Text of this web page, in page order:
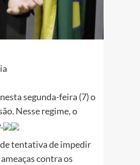
segunda-feira (7) o
Nesse regime, o
tentativa de impedir
contra os